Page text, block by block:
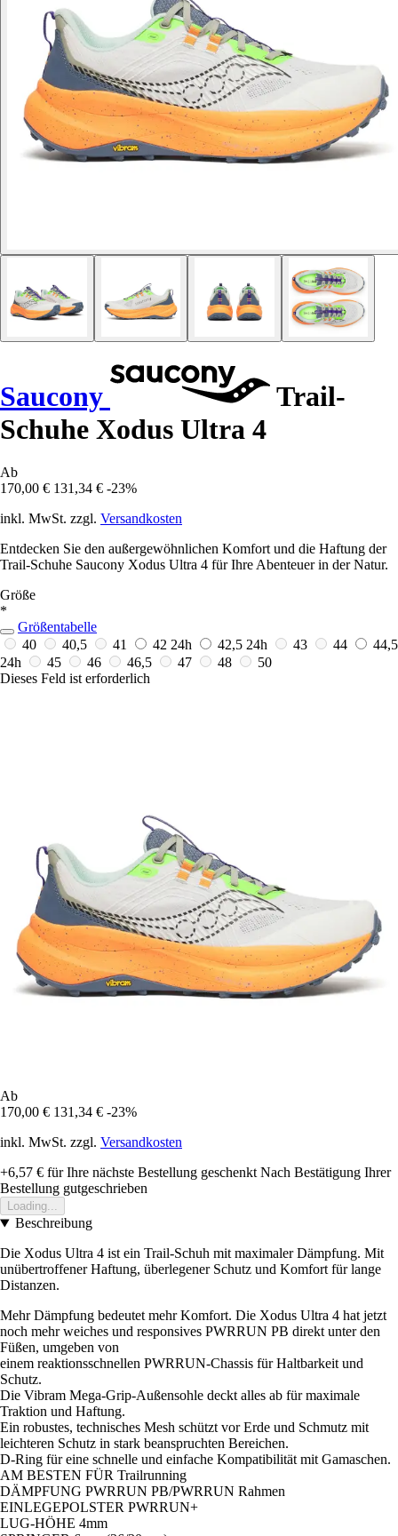
Saucony
Trail-
Schuhe Xodus Ultra 4
Ab
170,00 € 131,34 € -23%
inkl. MwSt. zzgl. Versandkosten
Entdecken Sie den außergewöhnlichen Komfort und die Haftung der
Trail-Schuhe Saucony Xodus Ultra 4 für Ihre Abenteuer in der Natur.
Größe
*
Größentabelle
40
40,5 41 42 24h 42,5 24h 43 44
44,5
24h
45 46 46,5 47 48
50
Dieses Feld ist erforderlich
Ab
170,00 € 131,34 € -23%
inkl. MwSt. zzgl. Versandkosten
+6,57 € für Ihre nächste Bestellung geschenkt Nach Bestätigung Ihrer
Bestellung gutgeschrieben
Loading...
Beschreibung
Die Xodus Ultra 4 ist ein Trail-Schuh mit maximaler Dämpfung. Mit
unübertroffener Haftung, überlegener Schutz und Komfort für lange
Distanzen.
Mehr Dämpfung bedeutet mehr Komfort. Die Xodus Ultra 4 hat jetzt
noch mehr weiches und responsives PWRRUN PB direkt unter den
Füßen, umgeben von
einem reaktionsschnellen PWRRUN-Chassis für Haltbarkeit und
Schutz.
Die Vibram Mega-Grip-Außensohle deckt alles ab für maximale
Traktion und Haftung.
Ein robustes, technisches Mesh schützt vor Erde und Schmutz mit
leichteren Schutz in stark beanspruchten Bereichen.
D-Ring für eine schnelle und einfache Kompatibilität mit Gamaschen.
AM BESTEN FÜR Trailrunning
DÄMPFUNG PWRRUN PB/PWRRUN Rahmen
EINLEGEPOLSTER PWRRUN+
LUG-HÖHE 4mm